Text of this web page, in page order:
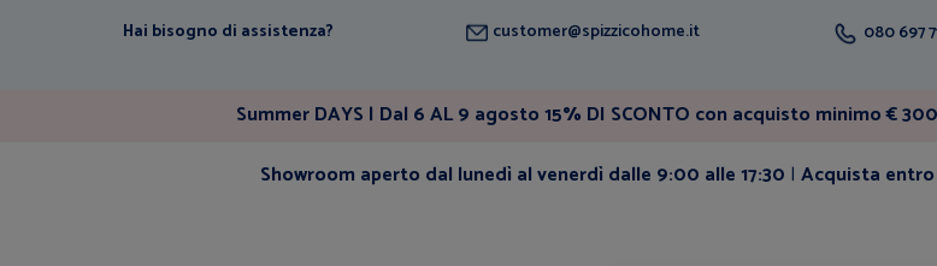
Hai bisogno di assistenza? customer@spizzicohome.it 080 697
Summer DAYS | Dal 6 AL 9 agosto 15% DI SCONTO con acquisto minimo €
Showroom aperto dal lunedì al venerdì dalle 9:00 alle 17:30 | Acquista